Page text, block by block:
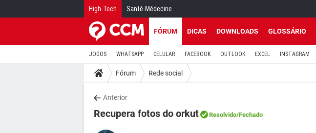
High-Tech Santé-Médecine
FÓRUM DICAS DOWNLOADS GLOSSÁRIO
JOGOS WHATSAPP CELULAR FACEBOOK OUTLOOK EXCEL INSTAGRAM
Fórum Rede social
Anterior
Recupera fotos do orkut Resolvido/Fechado